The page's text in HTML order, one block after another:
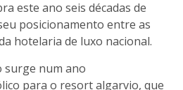
este ano seis décadas de
posicionamento entre as
hotelaria de luxo nacional.
surge num ano
para o resort algarvio, que